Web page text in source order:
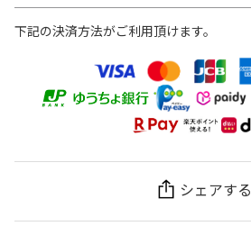
下記の決済方法がご利用頂けます。
シェアする